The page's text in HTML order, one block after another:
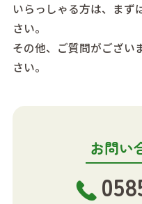
いらっしゃる方は、まず
さい。
その他、ご質問がござい
さい。
お問い